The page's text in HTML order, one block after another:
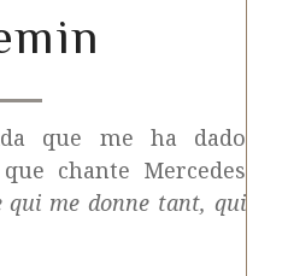
que me ha dado
chante Mercedes
me donne tant, qui